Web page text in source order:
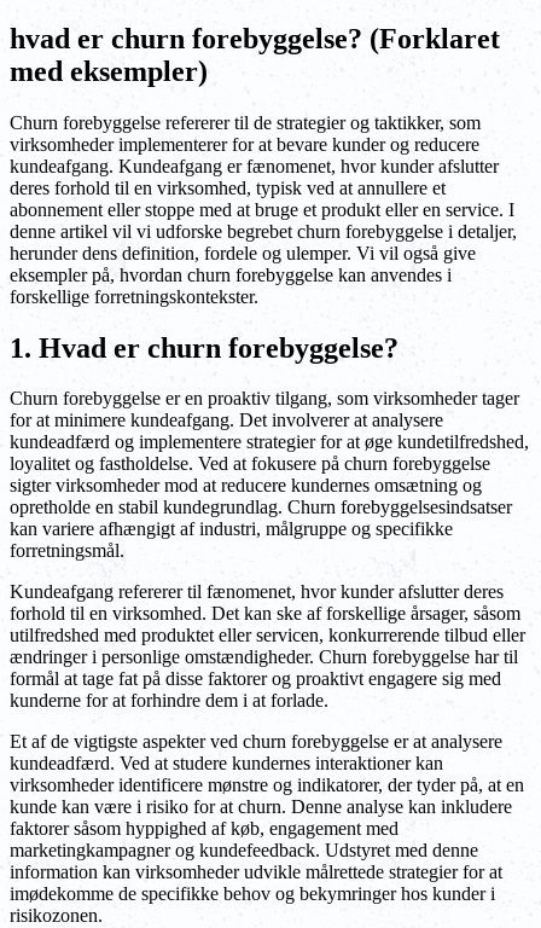
hvad er churn forebyggelse? (Forklaret
med eksempler)
Churn forebyggelse refererer til de strategier og taktikker, som
virksomheder implementerer for at bevare kunder og reducere
kundeafgang. Kundeafgang er fænomenet, hvor kunder afslutter
deres forhold til en virksomhed, typisk ved at annullere et
abonnement eller stoppe med at bruge et produkt eller en service. I
denne artikel vil vi udforske begrebet churn forebyggelse i detaljer,
herunder dens definition, fordele og ulemper. Vi vil også give
eksempler på, hvordan churn forebyggelse kan anvendes i
forskellige forretningskontekster.
1. Hvad er churn forebyggelse?
Churn forebyggelse er en proaktiv tilgang, som virksomheder tager
for at minimere kundeafgang. Det involverer at analysere
kundeadfærd og implementere strategier for at øge kundetilfredshed,
loyalitet og fastholdelse. Ved at fokusere på churn forebyggelse
sigter virksomheder mod at reducere kundernes omsætning og
opretholde en stabil kundegrundlag. Churn forebyggelsesindsatser
kan variere afhængigt af industri, målgruppe og specifikke
forretningsmål.
Kundeafgang refererer til fænomenet, hvor kunder afslutter deres
forhold til en virksomhed. Det kan ske af forskellige årsager, såsom
utilfredshed med produktet eller servicen, konkurrerende tilbud eller
ændringer i personlige omstændigheder. Churn forebyggelse har til
formål at tage fat på disse faktorer og proaktivt engagere sig med
kunderne for at forhindre dem i at forlade.
Et af de vigtigste aspekter ved churn forebyggelse er at analysere
kundeadfærd. Ved at studere kundernes interaktioner kan
virksomheder identificere mønstre og indikatorer, der tyder på, at en
kunde kan være i risiko for at churn. Denne analyse kan inkludere
faktorer såsom hyppighed af køb, engagement med
marketingkampagner og kundefeedback. Udstyret med denne
information kan virksomheder udvikle målrettede strategier for at
imødekomme de specifikke behov og bekymringer hos kunder i
risikozonen.